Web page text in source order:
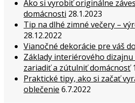
Ako si vyrobiť originálne
domácnosti 28.1.2023
Tip na dlhé zimné večery –
28.12.2022
Vianočné dekorácie pre váš
Základy interiérového
zariadiť a zútulniť domácnosť
Praktické tipy, ako si začať
oblečenie 6.7.2022